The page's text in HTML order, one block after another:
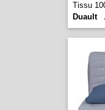
Tissu
Duault